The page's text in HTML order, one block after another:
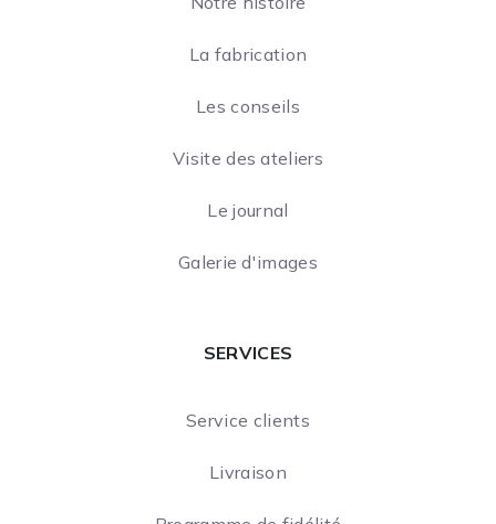
La fabrication
Les conseils
Visite des ateliers
Le journal
Galerie d'images
SERVICES
Service clients
Livraison